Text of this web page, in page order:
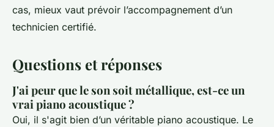
cas, mieux vaut prévoir l’accompagnement d’un
technicien certifié.
Questions et réponses
J'ai peur que le son soit métallique, est-ce un
vrai piano acoustique ?
Oui, il s'agit bien d’un véritable piano acoustique. Le